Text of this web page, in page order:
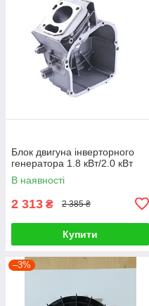
Блок двигуна інверторного
генератора 1.8 кВт/2.0 кВт
В наявності
2 313 ₴ 2 385 ₴
Купити
–3%